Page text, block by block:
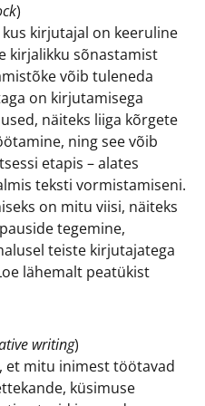
)
kirjutajal on keeruline
kirjalikku sõnastamist
võib tuleneda
on kirjutamisega
näiteks liiga kõrgete
ning see võib
etapis – alates
teksti vormistamiseni.
on mitu viisi, näiteks
tegemine,
teiste kirjutajatega
lähemalt peatükist
writing)
et mitu inimest töötavad
küsimuse